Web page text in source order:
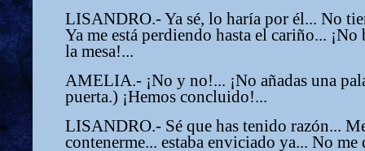
LISANDRO.- Ya sé, lo haría por él... No
Ya me está perdiendo hasta el cariño...
la mesa!...
AMELIA.- ¡No y no!... ¡No añadas una
puerta.) ¡Hemos concluido!...
LISANDRO.- Sé que has tenido razón...
contenerme... estaba enviciado ya... No me